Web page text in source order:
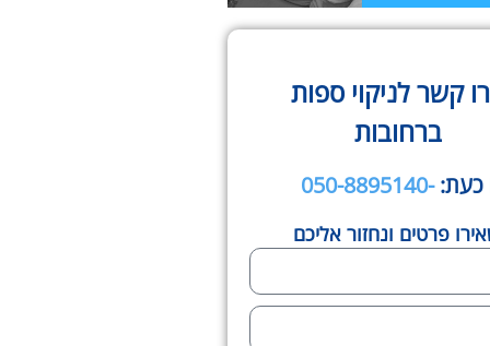
קשר לניקוי ספות
ברחובות
כעת:-050-8895140
פרטים ונחזור אליכם